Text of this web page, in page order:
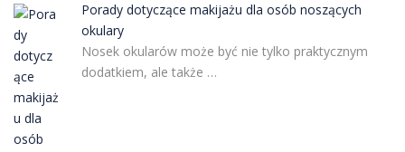
Porady dotyczące makijażu dla osób noszących
okulary
Nosek okularów może być nie tylko praktycznym
dodatkiem, ale także …